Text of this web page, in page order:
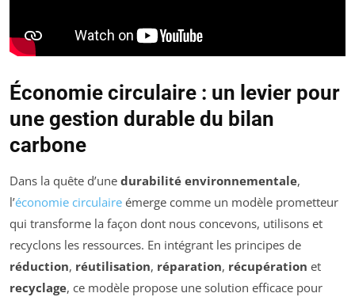
Économie circulaire : un levier pour
une gestion durable du bilan
carbone
Dans la quête d’une durabilité environnementale,
l’économie circulaire émerge comme un modèle prometteur
qui transforme la façon dont nous concevons, utilisons et
recyclons les ressources. En intégrant les principes de
réduction, réutilisation, réparation, récupération et
recyclage, ce modèle propose une solution efficace pour